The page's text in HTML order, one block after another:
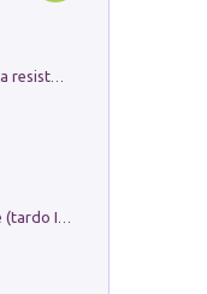
Memorial Santa Giulia. Sculture per la resistenza Monchio di Palagano